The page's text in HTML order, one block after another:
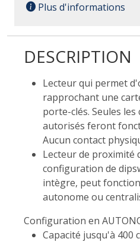
Plus d'informations
DESCRIPTION
Lecteur qui permet
rapprochant une
porte-clés. Seules
autorisés feront
Aucun contact
Lecteur de proximité
configuration de
intègre, peut
autonome ou
Configuration en
Capacité jusqu'à 400